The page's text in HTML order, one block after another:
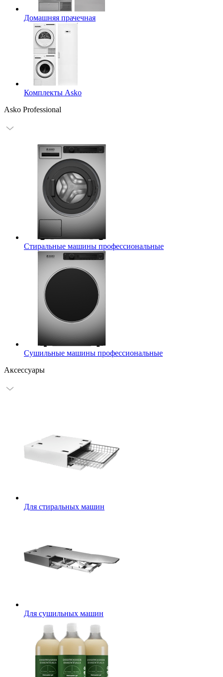
Домашняя прачечная
Комплекты Asko
Asko Professional
Стиральные машины профессиональные
Сушильные машины профессиональные
Аксессуары
Для стиральных машин
Для сушильных машин